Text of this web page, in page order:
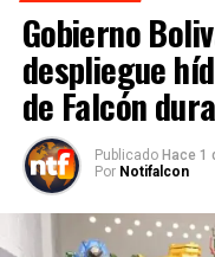
Gobierno
despliegue
de Falcón
Publicado Hace 1
Por Notifalcon